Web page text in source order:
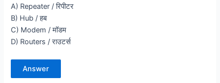
A) Repeater / रिपीटर
B) Hub / हब
C) Modem / मॉडम
D) Routers / राउटर्स
Answer